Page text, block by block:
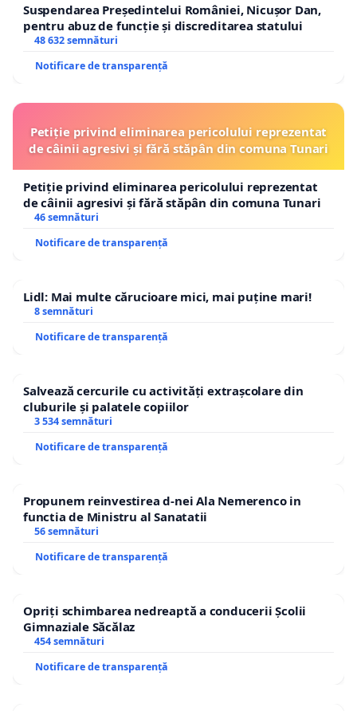
Suspendarea Președintelui României, Nicușor Dan,
pentru abuz de funcție și discreditarea statului
48 632 semnături
Notificare de transparență
Petiție privind eliminarea pericolului reprezentat
de câinii agresivi și fără stăpân din comuna Tunari
Petiție privind eliminarea pericolului reprezentat
de câinii agresivi și fără stăpân din comuna Tunari
46 semnături
Notificare de transparență
Lidl: Mai multe cărucioare mici, mai puține mari!
8 semnături
Notificare de transparență
Salvează cercurile cu activități extrașcolare din
cluburile și palatele copiilor
3 534 semnături
Notificare de transparență
Propunem reinvestirea d-nei Ala Nemerenco in
functia de Ministru al Sanatatii
56 semnături
Notificare de transparență
Opriți schimbarea nedreaptă a conducerii Școlii
Gimnaziale Săcălaz
454 semnături
Notificare de transparență